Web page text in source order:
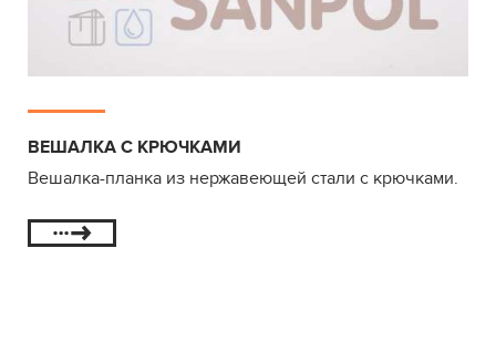
ВЕШАЛКА С КРЮЧКАМИ
Вешалка-планка из нержавеющей стали с крючками.